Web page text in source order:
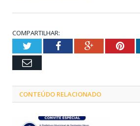
COMPARTILHAR:
TwitterFacebookGoogle+
Email
CONTEÚDO RELACIONADO